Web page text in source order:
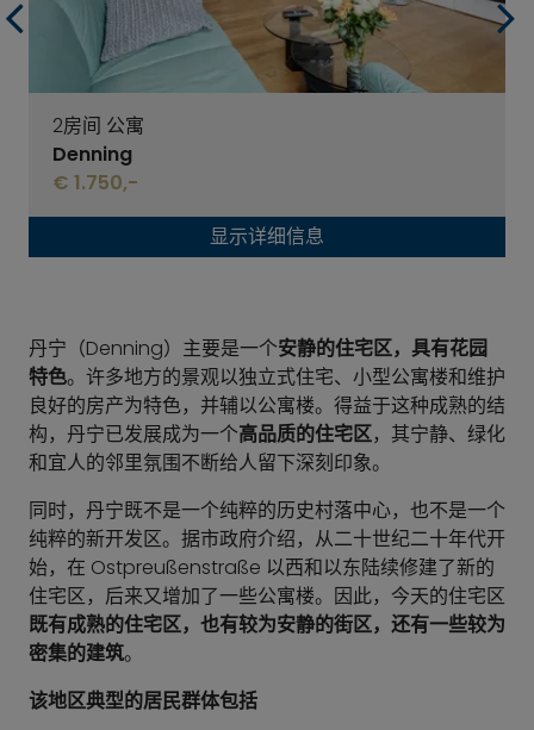
2房间 公寓
Denning
€ 1.750,-
显示详细信息
丹宁（Denning）主要是一个安静的住宅区，具有花园
特色。许多地方的景观以独立式住宅、小型公寓楼和维护
良好的房产为特色，并辅以公寓楼。得益于这种成熟的结
构，丹宁已发展成为一个高品质的住宅区，其宁静、绿化
和宜人的邻里氛围不断给人留下深刻印象。
同时，丹宁既不是一个纯粹的历史村落中心，也不是一个
纯粹的新开发区。据市政府介绍，从二十世纪二十年代开
始，在 Ostpreußenstraße 以西和以东陆续修建了新的
住宅区，后来又增加了一些公寓楼。因此，今天的住宅区
既有成熟的住宅区，也有较为安静的街区，还有一些较为
密集的建筑。
该地区典型的居民群体包括